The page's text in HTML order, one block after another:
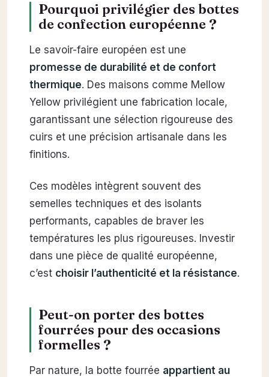
Pourquoi privilégier des bottes
de confection européenne ?
Le savoir-faire européen est une
promesse de durabilité et de confort
thermique. Des maisons comme Mellow
Yellow privilégient une fabrication locale,
garantissant une sélection rigoureuse des
cuirs et une précision artisanale dans les
finitions.
Ces modèles intègrent souvent des
semelles techniques et des isolants
performants, capables de braver les
températures les plus rigoureuses. Investir
dans une pièce de qualité européenne,
c’est choisir l’authenticité et la résistance.
Peut-on porter des bottes
fourrées pour des occasions
formelles ?
Par nature, la botte fourrée appartient au